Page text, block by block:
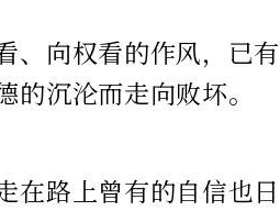
、向权看的作风，已有
沉沦而走向败坏。
在路上曾有的自信也日